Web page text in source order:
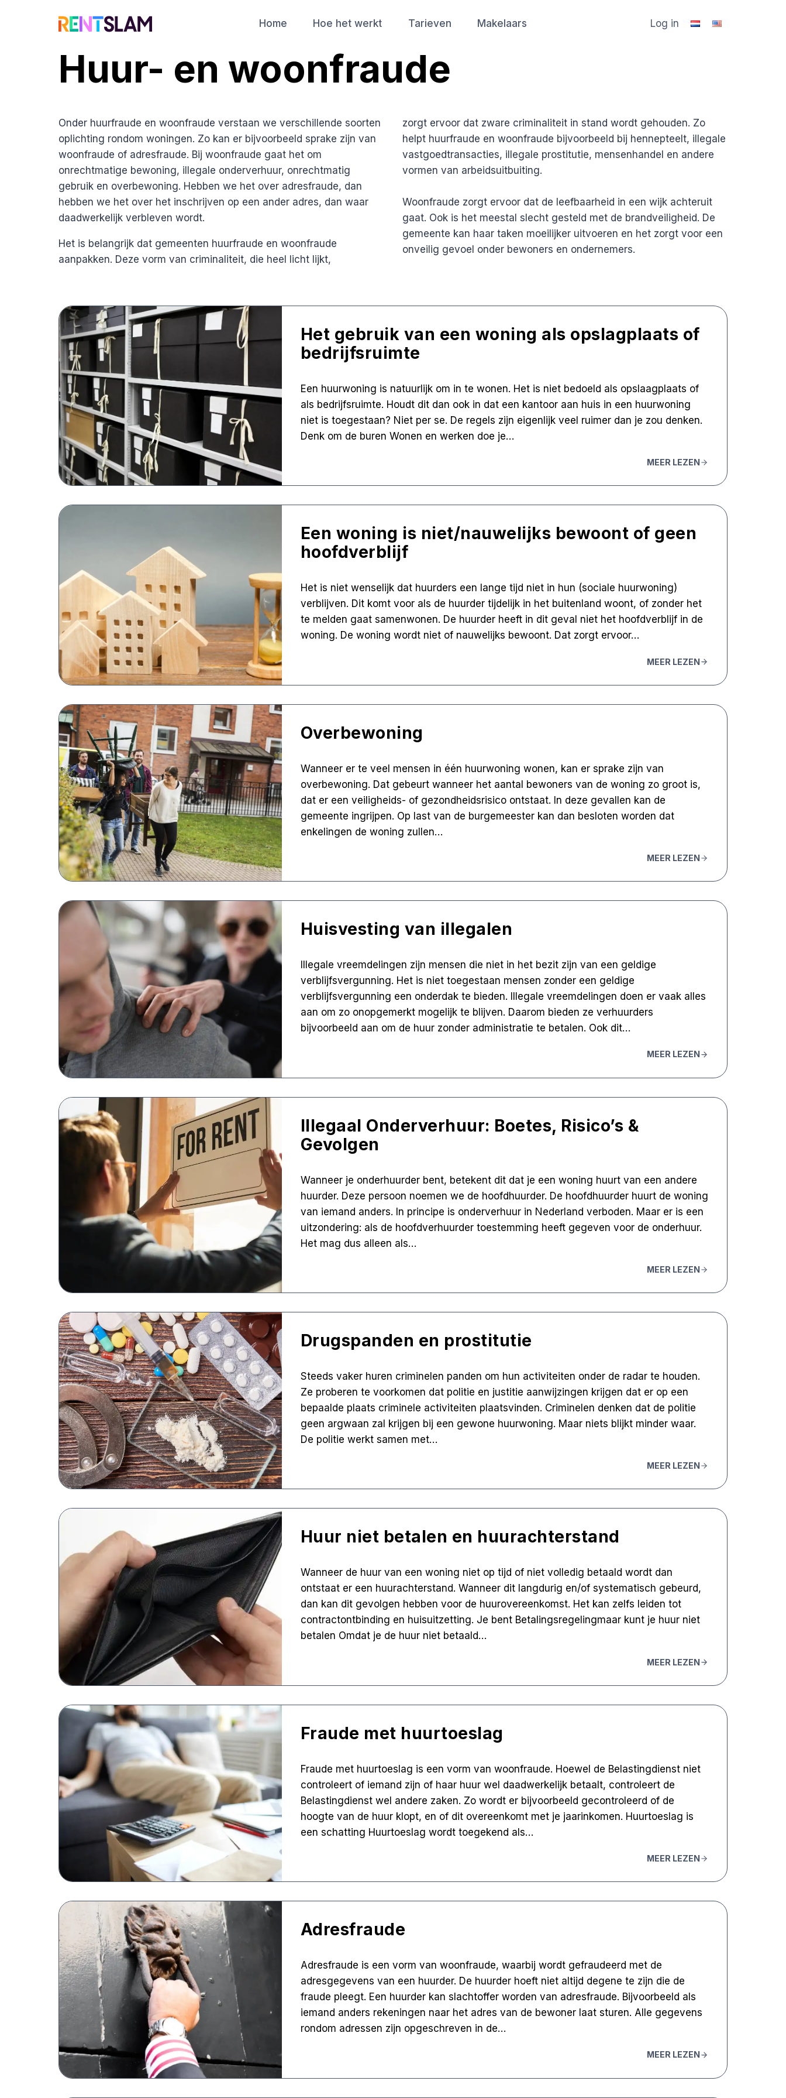
Home Hoe het werkt Tarieven Makelaars Log in
Huur- en woonfraude
Onder huurfraude en woonfraude verstaan we verschillende soorten
oplichting rondom woningen. Zo kan er bijvoorbeeld sprake zijn van
woonfraude of adresfraude. Bij woonfraude gaat het om
onrechtmatige bewoning, illegale onderverhuur, onrechtmatig
gebruik en overbewoning. Hebben we het over adresfraude, dan
hebben we het over het inschrijven op een ander adres, dan waar
daadwerkelijk verbleven wordt.
Het is belangrijk dat gemeenten huurfraude en woonfraude
aanpakken. Deze vorm van criminaliteit, die heel licht lijkt,
zorgt ervoor dat zware criminaliteit in stand wordt gehouden. Zo
helpt huurfraude en woonfraude bijvoorbeeld bij hennepteelt, illegale
vastgoedtransacties, illegale prostitutie, mensenhandel en andere
vormen van arbeidsuitbuiting.
Woonfraude zorgt ervoor dat de leefbaarheid in een wijk achteruit
gaat. Ook is het meestal slecht gesteld met de brandveiligheid. De
gemeente kan haar taken moeilijker uitvoeren en het zorgt voor een
onveilig gevoel onder bewoners en ondernemers.
Het gebruik van een woning als opslagplaats of
bedrijfsruimte
Een huurwoning is natuurlijk om in te wonen. Het is niet bedoeld als opslaagplaats of
als bedrijfsruimte. Houdt dit dan ook in dat een kantoor aan huis in een huurwoning
niet is toegestaan? Niet per se. De regels zijn eigenlijk veel ruimer dan je zou denken.
Denk om de buren Wonen en werken doe je…
MEER LEZEN
Een woning is niet/nauwelijks bewoont of geen
hoofdverblijf
Het is niet wenselijk dat huurders een lange tijd niet in hun (sociale huurwoning)
verblijven. Dit komt voor als de huurder tijdelijk in het buitenland woont, of zonder het
te melden gaat samenwonen. De huurder heeft in dit geval niet het hoofdverblijf in de
woning. De woning wordt niet of nauwelijks bewoont. Dat zorgt ervoor…
MEER LEZEN
Overbewoning
Wanneer er te veel mensen in één huurwoning wonen, kan er sprake zijn van
overbewoning. Dat gebeurt wanneer het aantal bewoners van de woning zo groot is,
dat er een veiligheids- of gezondheidsrisico ontstaat. In deze gevallen kan de
gemeente ingrijpen. Op last van de burgemeester kan dan besloten worden dat
enkelingen de woning zullen…
MEER LEZEN
Huisvesting van illegalen
Illegale vreemdelingen zijn mensen die niet in het bezit zijn van een geldige
verblijfsvergunning. Het is niet toegestaan mensen zonder een geldige
verblijfsvergunning een onderdak te bieden. Illegale vreemdelingen doen er vaak alles
aan om zo onopgemerkt mogelijk te blijven. Daarom bieden ze verhuurders
bijvoorbeeld aan om de huur zonder administratie te betalen. Ook dit…
MEER LEZEN
Illegaal Onderverhuur: Boetes, Risico’s &
Gevolgen
Wanneer je onderhuurder bent, betekent dit dat je een woning huurt van een andere
huurder. Deze persoon noemen we de hoofdhuurder. De hoofdhuurder huurt de woning
van iemand anders. In principe is onderverhuur in Nederland verboden. Maar er is een
uitzondering: als de hoofdverhuurder toestemming heeft gegeven voor de onderhuur.
Het mag dus alleen als…
MEER LEZEN
Drugspanden en prostitutie
Steeds vaker huren criminelen panden om hun activiteiten onder de radar te houden.
Ze proberen te voorkomen dat politie en justitie aanwijzingen krijgen dat er op een
bepaalde plaats criminele activiteiten plaatsvinden. Criminelen denken dat de politie
geen argwaan zal krijgen bij een gewone huurwoning. Maar niets blijkt minder waar.
De politie werkt samen met…
MEER LEZEN
Huur niet betalen en huurachterstand
Wanneer de huur van een woning niet op tijd of niet volledig betaald wordt dan
ontstaat er een huurachterstand. Wanneer dit langdurig en/of systematisch gebeurd,
dan kan dit gevolgen hebben voor de huurovereenkomst. Het kan zelfs leiden tot
contractontbinding en huisuitzetting. Je bent Betalingsregelingmaar kunt je huur niet
betalen Omdat je de huur niet betaald…
MEER LEZEN
Fraude met huurtoeslag
Fraude met huurtoeslag is een vorm van woonfraude. Hoewel de Belastingdienst niet
controleert of iemand zijn of haar huur wel daadwerkelijk betaalt, controleert de
Belastingdienst wel andere zaken. Zo wordt er bijvoorbeeld gecontroleerd of de
hoogte van de huur klopt, en of dit overeenkomt met je jaarinkomen. Huurtoeslag is
een schatting Huurtoeslag wordt toegekend als…
MEER LEZEN
Adresfraude
Adresfraude is een vorm van woonfraude, waarbij wordt gefraudeerd met de
adresgegevens van een huurder. De huurder hoeft niet altijd degene te zijn die de
fraude pleegt. Een huurder kan slachtoffer worden van adresfraude. Bijvoorbeeld als
iemand anders rekeningen naar het adres van de bewoner laat sturen. Alle gegevens
rondom adressen zijn opgeschreven in de…
MEER LEZEN